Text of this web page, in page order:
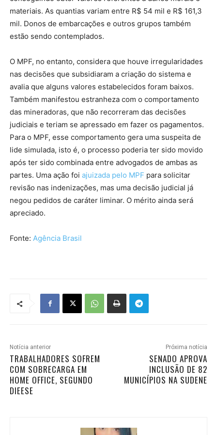
materiais. As quantias variam entre R$ 54 mil e R$ 161,3
mil. Donos de embarcações e outros grupos também
estão sendo contemplados.
O MPF, no entanto, considera que houve irregularidades
nas decisões que subsidiaram a criação do sistema e
avalia que alguns valores estabelecidos foram baixos.
Também manifestou estranheza com o comportamento
das mineradoras, que não recorreram das decisões
judiciais e teriam se apressado em fazer os pagamentos.
Para o MPF, esse comportamento gera uma suspeita de
lide simulada, isto é, o processo poderia ter sido movido
após ter sido combinada entre advogados de ambas as
partes. Uma ação foi ajuizada pelo MPF para solicitar
revisão nas indenizações, mas uma decisão judicial já
negou pedidos de caráter liminar. O mérito ainda será
apreciado.
Fonte: Agência Brasil
Notícia anterior
TRABALHADORES SOFREM
COM SOBRECARGA EM
HOME OFFICE, SEGUNDO
DIEESE
Próxima notícia
SENADO APROVA
INCLUSÃO DE 82
MUNICÍPIOS NA SUDENE